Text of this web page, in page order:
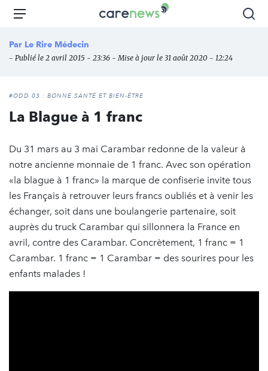
Aller
principal
Carenews,
des
l'engagement
Menu
Par Le Rire Médecin
- Publié le 2 avril 2015 - 23:36 - Mise à jour le 31 août 2020 - 12:24
#ODD 03 : BONNE SANTÉ ET BIEN-ÊTRE
La Blague à 1 franc
Du 31 mars au 3 mai Carambar redonne de la valeur à
notre ancienne monnaie de 1 franc. Avec son opération
«la blague à 1 franc» la marque de confiserie invite tous
les Français à retrouver leurs francs oubliés et à venir les
échanger, soit dans une boulangerie partenaire, soit
auprès du truck Carambar qui sillonnera la France en
avril, contre des Carambar. Concrètement, 1 franc = 1
Carambar. 1 franc = 1 Carambar = des sourires pour les
enfants malades !